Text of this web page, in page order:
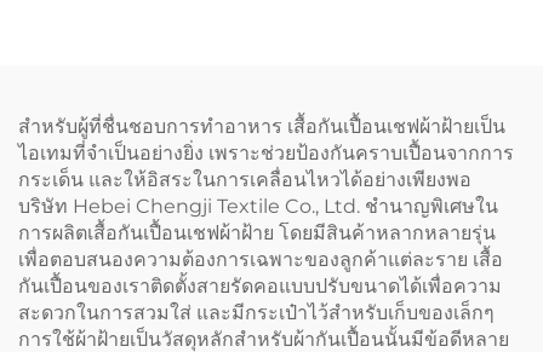
สำหรับผู้ที่ชื่นชอบการทำอาหาร เสื้อกันเปื้อนเชฟผ้าฝ้ายเป็น
ไอเทมที่จำเป็นอย่างยิ่ง เพราะช่วยป้องกันคราบเปื้อนจากการ
กระเด็น และให้อิสระในการเคลื่อนไหวได้อย่างเพียงพอ
บริษัท Hebei Chengji Textile Co., Ltd. ชำนาญพิเศษใน
การผลิตเสื้อกันเปื้อนเชฟผ้าฝ้าย โดยมีสินค้าหลากหลายรุ่น
เพื่อตอบสนองความต้องการเฉพาะของลูกค้าแต่ละราย เสื้อ
กันเปื้อนของเราติดตั้งสายรัดคอแบบปรับขนาดได้เพื่อความ
สะดวกในการสวมใส่ และมีกระเป๋าไว้สำหรับเก็บของเล็กๆ
การใช้ผ้าฝ้ายเป็นวัสดุหลักสำหรับผ้ากันเปื้อนนั้นมีข้อดีหลาย